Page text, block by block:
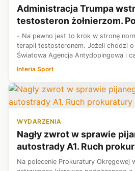
Administracja Trumpa
testosteron żołnierzom.
- Na pewno jest to krok w stronę
terapii testosteronem. Jeżeli chodzi
Światowa Agencja Antydopingowa i
jasno na stanowisku, że
androgennych, a czym...
Interia Sport
WYDARZENIA
Nagły zwrot w sprawie
autostrady A1. Ruch
Na polecenie Prokuratury Okręgowej